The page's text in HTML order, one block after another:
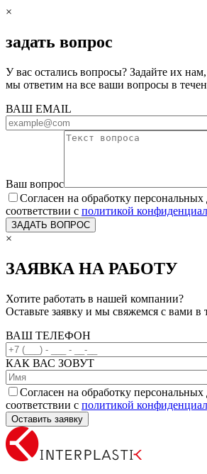
×
задать вопрос
У вас остались вопросы? Задайте их нам,
мы ответим на все ваши вопросы в
ВАШ EMAIL
Ваш вопрос
Согласен на обработку
соответствии с политикой
×
ЗАЯВКА НА РАБОТУ
Хотите работать в нашей компании?
Оставьте заявку и мы свяжемся с вами в
ВАШ ТЕЛЕФОН
КАК ВАС ЗОВУТ
Согласен на обработку
соответствии с политикой